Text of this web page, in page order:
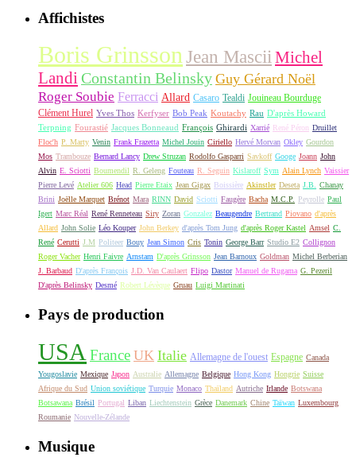
Affichistes
Boris Grinsson Jean MasciiMichel
LandiConstantin Belinsky Guy Gérard Noël
Roger Soubie Ferracci Allard Casaro Tealdi Jouineau Bourduge
Clément Hurel Yves Thos Kerfyser Bob Peak Koutachy Rau D'après Howard
Terpning Fourastié Jacques Bonneaud François Ghirardi Xarrié René Péron Druillet
Floc'h P. Marty Venin Frank Frazetta Michel Jouin Ciriello Hervé Morvan Okley Gourdon
Mos Trambouze Bernard Lancy Drew Struzan Rodolfo Gasparri Savkoff Googe Joann John
Alvin E. Sciotti Boumendil R. Geleng Fouteau R. Seguin Kislaroff Sym Alain Lynch Vaissier
Pierre Levé Atelier 606 Head Pierre Etaix Jean Gigax Boissière Akinstler Deseta J.B. Chanay
Brini Joëlle Marquet Brénot Mara RINN David Sciotti Faugère Bacha M.C.P. Peyrolle Paul
Igert Marc Réal René Renneteau Siry Zoran Gonzalez Beaugendre Bertrand Piovano d'après
Allard John Solie Léo Kouper John Berkey d'après Tom Jung d'après Roger Kastel Amsel C.
René Cerutti J.M Politeer Bouy Jean Simon Cris Tonin George Barr Studio E2 Collignon
Roger Vacher Henri Faivre Arnstam D'après Grinsson Jean Barnoux Goldman Michel Berberian
J. Barbaud D'après François J.D. Van Caulaert Flipo Dastor Manuel de Rugama G. Pezeril
D'après Belinsky Desmé Robert Lévèque Gruau Luigi Martinati
Pays de production
USA France UK Italie Allemagne de l'ouest Espagne Canada
Yougoslavie Mexique Japon Australie Allemagne Belgique Hong Kong Hongrie Suisse
Afrique du Sud Union soviétique Turquie Monaco Thaïland Autriche Irlande Botswana
Botsawana Brésil Portugal Liban Liechtenstein Grèce Danemark Chine Taïwan Luxembourg
Roumanie Nouvelle-Zélande
Musique